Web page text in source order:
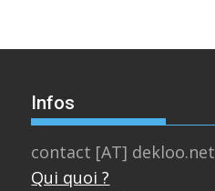
Infos
contact [AT] dekloo.net
Qui quoi ?